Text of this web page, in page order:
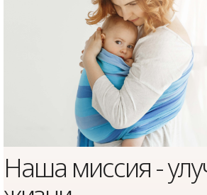
Наша миссия -